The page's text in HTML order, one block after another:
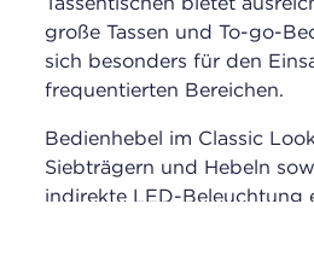
große Tassen und To-go-
sich besonders für den
frequentierten Bereichen.
Bedienhebel im Classic
Siebträgern und Hebeln
indirekte LED-Beleuchtung